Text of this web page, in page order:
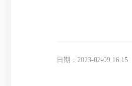
日期：2023-02-09 16:15